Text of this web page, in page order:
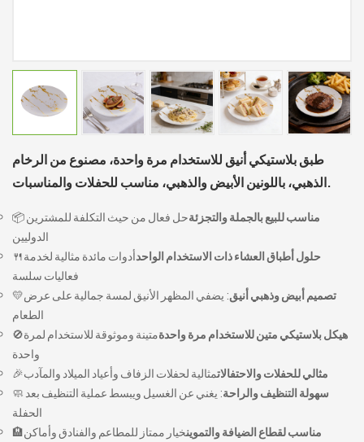
طبق بلاستيكي أنيق للاستخدام مرة واحدة، مصنوع من الرخام
الذهبي، باللونين الأبيض والذهبي، مناسب للحفلات والمناسبات.
📦 مناسب للبيع بالجملة والتجزئةحل فعال من حيث التكلفة للمشترين
الدوليين
🍴
حلول أطباق العشاء ذات الاستخدام الواحدأدوات مائدة مثالية لخدمة
فعاليات سلسة
💛
تصميم أبيض وذهبي أنيق : يضفي المظهر الأنيق لمسة جمالية على عرض
الطعام
🚫
هيكل بلاستيكي متين للاستخدام مرة واحدةمتينة وموثوقة للاستخدام لمرة
واحدة
🎉
مثالي للحفلات والاحتفالاتمثالية لحفلات الزفاف وأعياد الميلاد والمآدب
🧼
سهولة التنظيف والراحة: يغني عن الغسيل ويبسط عملية التنظيف بعد
الحفلة
🏨
مناسب لقطاع الضيافة والتموينخيار ممتاز للمطاعم والفنادق وأماكن